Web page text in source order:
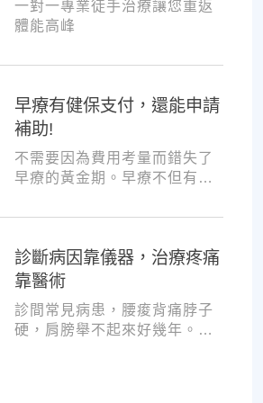
一對一專業徒手治療讓您重返
體能高峰
早療有健保支付，還能申請
補助!
不需要因為費用考量而錯失了
早療的黃金期。早療不但有健
與療育訓練補助，把握資源，
診斷病因靠儀器，治療疼痛
靠醫術
診間常見病患，腰痠背痛脖子
硬，肩膀舉不起來好幾年。試